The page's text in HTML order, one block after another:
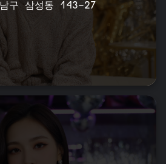
구 삼성동 143-27